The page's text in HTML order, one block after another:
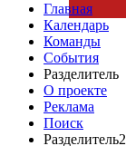
Главная
Календарь
Команды
События
Разделитель
О проекте
Реклама
Поиск
Разделитель2